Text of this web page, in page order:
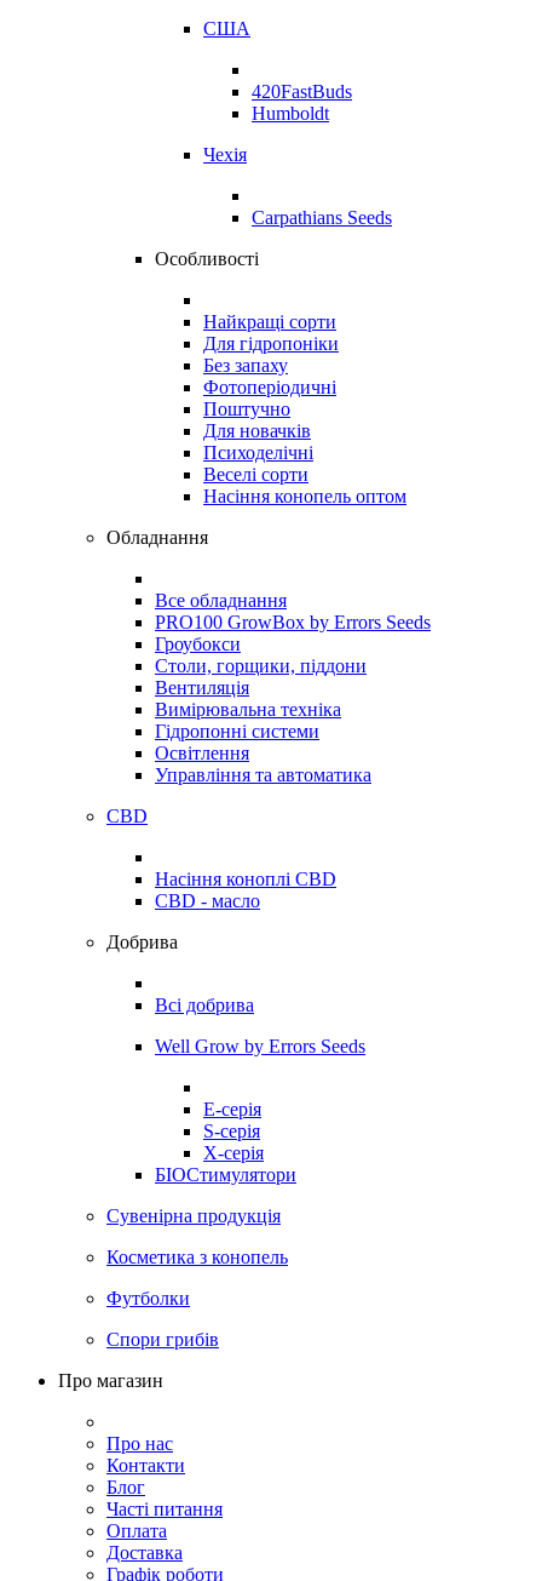
США
420FastBuds
Humboldt
Чехія
Carpathians Seeds
Особливості
Найкращі сорти
Для гідропоніки
Без запаху
Фотоперіодичні
Поштучно
Для новачків
Психоделічні
Веселі сорти
Насіння конопель оптом
Обладнання
Все обладнання
PRO100 GrowBox by Errors Seeds
Гроубокси
Столи, горщики, піддони
Вентиляція
Вимірювальна техніка
Гідропонні системи
Освітлення
Управління та автоматика
CBD
Насіння коноплі CBD
CBD - масло
Добрива
Всі добрива
Well Grow by Errors Seeds
E-серія
S-серія
X-серія
БІОСтимулятори
Сувенірна продукція
Косметика з конопель
Футболки
Спори грибів
Про магазин
Про нас
Контакти
Блог
Часті питання
Оплата
Доставка
Графік роботи